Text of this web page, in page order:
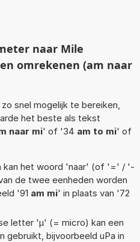
naar Mile
omrekenen (am naar
snel mogelijk te bereiken,
het beste als tekst
naar mi' of '34 am to mi' of
kan het woord 'naar' (of '=' / '-
de twee eenheden worden
'91 am mi' in plaats van '72
letter 'µ' (= micro) kan een
gebruikt, bijvoorbeeld uPa in